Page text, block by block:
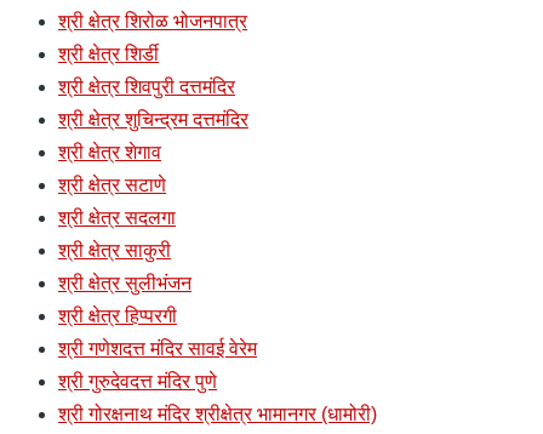
श्री क्षेत्र शिरोळ भोजनपात्र
श्री क्षेत्र शिर्डी
श्री क्षेत्र शिवपुरी दत्तमंदिर
श्री क्षेत्र शुचिन्द्रम दत्तमंदिर
श्री क्षेत्र शेगाव
श्री क्षेत्र सटाणे
श्री क्षेत्र सदलगा
श्री क्षेत्र साकुरी
श्री क्षेत्र सुलीभंजन
श्री क्षेत्र हिप्परगी
श्री गणेशदत्त मंदिर सावई वेरेम
श्री गुरुदेवदत्त मंदिर पुणे
श्री गोरक्षनाथ मंदिर श्रीक्षेत्र भामानगर (धामोरी)